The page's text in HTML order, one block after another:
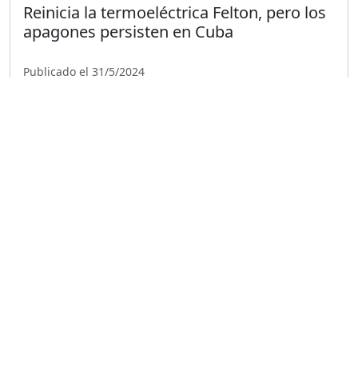
Reinicia la termoeléctrica Felton, pero los
apagones persisten en Cuba
Publicado el 31/5/2024